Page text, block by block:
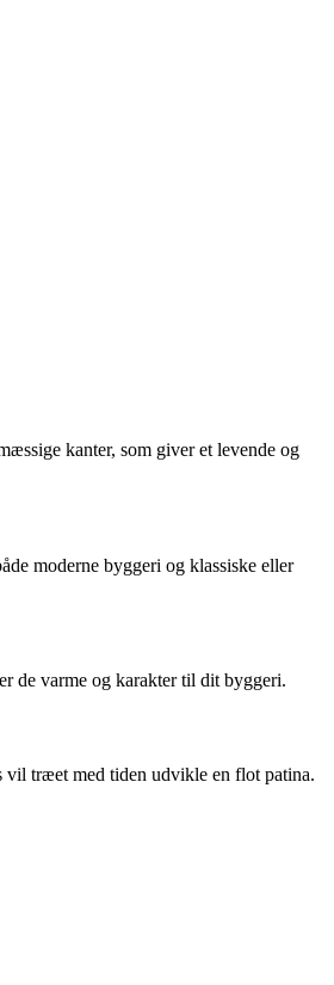
kanter, som giver et levende og
moderne byggeri og klassiske eller
de varme og karakter til dit byggeri.
vil træet med tiden udvikle en flot patina.